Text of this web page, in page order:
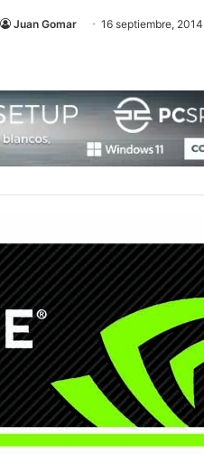
Juan Gomar 16 septiembre, 2014